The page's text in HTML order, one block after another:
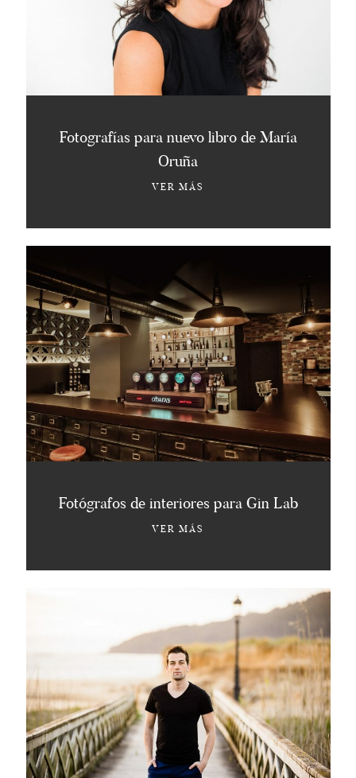
Fotografías para nuevo libro de María
Oruña
VER MÁS
Fotógrafos de interiores para Gin Lab
VER MÁS